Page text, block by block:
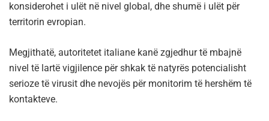
konsiderohet i ulët në nivel global, dhe shumë i ulët për
territorin evropian.
Megjithatë, autoritetet italiane kanë zgjedhur të mbajnë
nivel të lartë vigjilence për shkak të natyrës potencialisht
serioze të virusit dhe nevojës për monitorim të hershëm të
kontakteve.